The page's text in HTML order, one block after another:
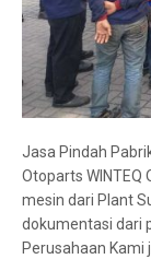
Jasa Pindah
Otoparts WINTEQ
mesin dari Plant
dokumentasi dari
Perusahaan Kami